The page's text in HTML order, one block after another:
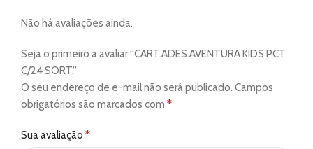
Não há avaliações ainda.
Seja o primeiro a avaliar “CART.ADES.AVENTURA KIDS PCT
C/24 SORT.”
O seu endereço de e-mail não será publicado. Campos
obrigatórios são marcados com *
Sua avaliação *